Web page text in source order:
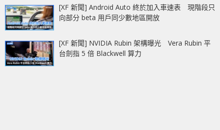
[XF 新聞] Android Auto 終於加入車速表 現階段只
向部分 beta 用戶同少數地區開放
[XF 新聞] NVIDIA Rubin 架構曝光 Vera Rubin 平
台劍指 5 倍 Blackwell 算力